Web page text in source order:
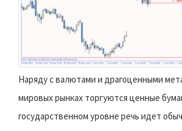
Наряду с валютами и драгоценными
мировых рынках торгуются ценные
государственном уровне речь идет